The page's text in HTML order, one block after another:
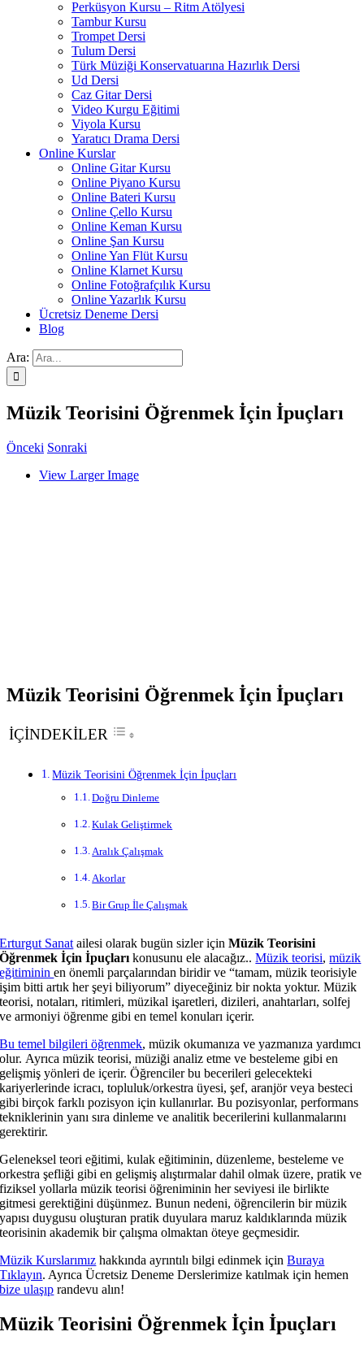
Perküsyon Kursu – Ritm Atölyesi
Tambur Kursu
Trompet Dersi
Tulum Dersi
Türk Müziği Konservatuarına Hazırlık Dersi
Ud Dersi
Caz Gitar Dersi
Video Kurgu Eğitimi
Viyola Kursu
Yaratıcı Drama Dersi
Online Kurslar
Online Gitar Kursu
Online Piyano Kursu
Online Bateri Kursu
Online Çello Kursu
Online Keman Kursu
Online Şan Kursu
Online Yan Flüt Kursu
Online Klarnet Kursu
Online Fotoğrafçılık Kursu
Online Yazarlık Kursu
Ücretsiz Deneme Dersi
Blog
Ara:
Müzik Teorisini Öğrenmek İçin İpuçları
Önceki Sonraki
View Larger Image
Müzik Teorisini Öğrenmek İçin İpuçları
İÇİNDEKİLER
Müzik Teorisini Öğrenmek İçin İpuçları
Doğru Dinleme
Kulak Geliştirmek
Aralık Çalışmak
Akorlar
Bir Grup İle Çalışmak
Erturgut Sanat ailesi olarak bugün sizler içinMüzik Teorisini
Öğrenmek İçin İpuçları konusunu ele alacağız..Müzik teorisi,müzik
eğitimininen önemli parçalarından biridir ve “tamam, müzik teorisiyle
işim bitti artık her şeyi biliyorum” diyeceğiniz bir nokta yoktur. Müzik
teorisi, notaları, ritimleri, müzikal işaretleri, dizileri, anahtarları, solfej
ve armoniyi öğrenme gibi en temel konuları içerir.
Bu temel bilgileri öğrenmek, müzik okumanıza ve yazmanıza yardımcı
olur. Ayrıca müzik teorisi, müziği analiz etme ve besteleme gibi en
gelişmiş yönleri de içerir. Öğrenciler bu becerileri gelecekteki
kariyerlerinde icracı, topluluk/orkestra üyesi, şef, aranjör veya besteci
gibi birçok farklı pozisyon için kullanırlar. Bu pozisyonlar, performans
tekniklerinin yanı sıra dinleme ve analitik becerilerini kullanmalarını
gerektirir.
Geleneksel teori eğitimi, kulak eğitiminin, düzenleme, besteleme ve
orkestra şefliği gibi en gelişmiş alıştırmalar dahil olmak üzere, pratik ve
fiziksel yollarla müzik teorisi öğreniminin her seviyesi ile birlikte
gitmesi gerektiğini düşünmez. Bunun nedeni, öğrencilerin bir müzik
yapısı duygusu oluşturan pratik duyulara maruz kaldıklarında müzik
teorisinin akademik bir çalışma olmaktan öteye geçmesidir.
Müzik Kurslarımız hakkında ayrıntılı bilgi edinmek içinBuraya
Tıklayın. Ayrıca Ücretsiz Deneme Derslerimize katılmak için hemen
bize ulaşıp randevu alın!
Müzik Teorisini Öğrenmek İçin İpuçları